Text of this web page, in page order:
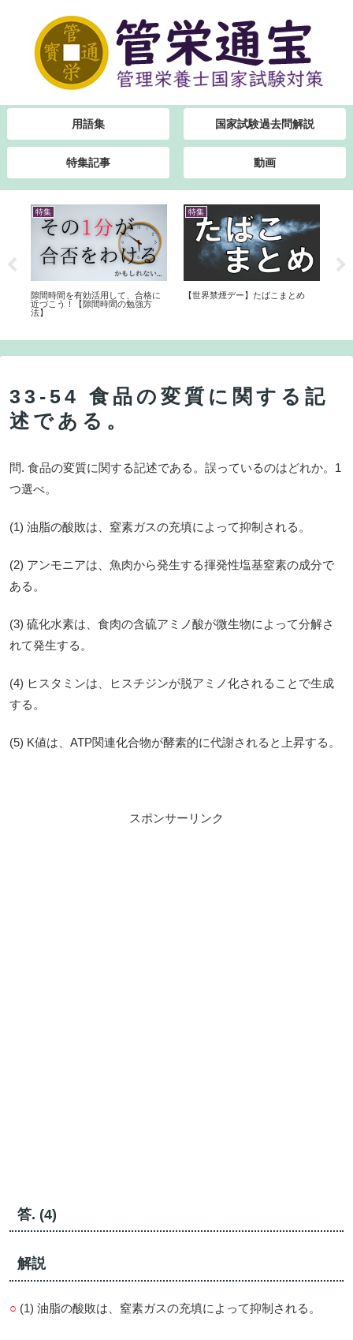
用語集 国家試験過去問解説
特集記事 動画
特集
隙間時間を有効活用して、合格に
近づこう！【隙間時間の勉強方
法】
特集
【世界禁煙デー】たばこまとめ
33-54 食品の変質に関する記
述である。
問. 食品の変質に関する記述である。誤っているのはどれか。1
つ選べ。
(1) 油脂の酸敗は、窒素ガスの充填によって抑制される。
(2) アンモニアは、魚肉から発生する揮発性塩基窒素の成分で
ある。
(3) 硫化水素は、食肉の含硫アミノ酸が微生物によって分解さ
れて発生する。
(4) ヒスタミンは、ヒスチジンが脱アミノ化されることで生成
する。
(5) K値は、ATP関連化合物が酵素的に代謝されると上昇する。
スポンサーリンク
答. (4)
解説
○ (1) 油脂の酸敗は、窒素ガスの充填によって抑制される。